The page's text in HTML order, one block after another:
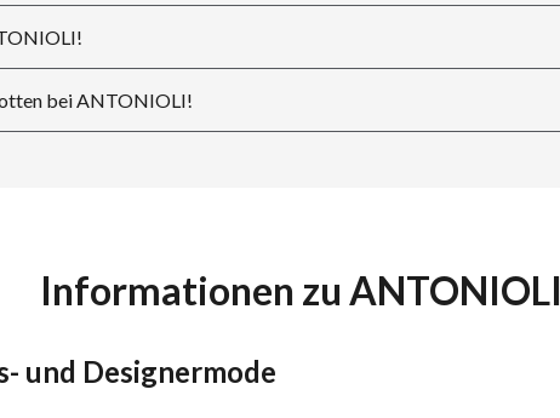
bei ANTONIOLI!
Informationen zu ANTONIOLI
und Designermode